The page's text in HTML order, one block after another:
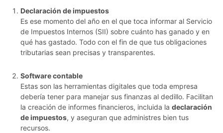
Declaración de impuestos
Es ese momento del año en el que toca informar al Servicio
de Impuestos Internos (SII) sobre cuánto has ganado y en
qué has gastado. Todo con el fin de que tus obligaciones
tributarias sean precisas y transparentes.
Software contable
Estas son las herramientas digitales que toda empresa
debería tener para manejar sus finanzas al dedillo. Facilitan
la creación de informes financieros, incluida la declaración
de impuestos, y aseguran que administres bien tus
recursos.